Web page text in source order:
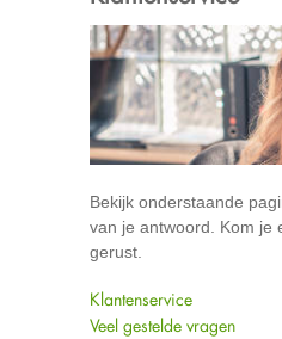
Bekijk onderstaande
van je antwoord. Kom je
gerust.
Klantenservice
Veel gestelde vragen